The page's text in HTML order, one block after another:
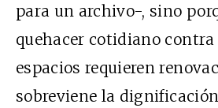
para un archivo-, sino
quehacer cotidiano
espacios requieren
sobreviene la